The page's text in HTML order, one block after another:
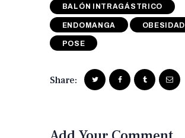
BALÓN INTRAGÁSTRICO
ENDOMANGA OBESIDAD
POSE
Share: